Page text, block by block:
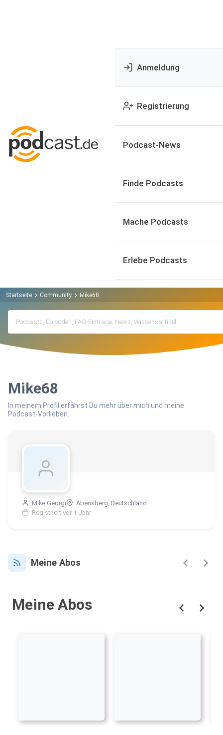
Anmeldung
Registrierung
Podcast-News
Finde Podcasts
Mache Podcasts
Erlebe Podcasts
Startseite Community Mike68
Mike68
In meinem Profil erfährst Du mehr über mich und meine
Podcast-Vorlieben.
Mike Georgi
Abensberg, Deutschland
Registriert vor 1 Jahr
Meine Abos
Meine Abos